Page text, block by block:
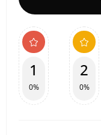
1
0%
2
0%